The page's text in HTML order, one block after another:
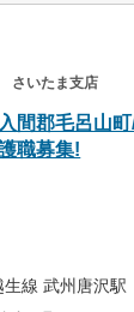
さいたま支店
入間郡毛呂山
職募集!
線 武州唐沢駅